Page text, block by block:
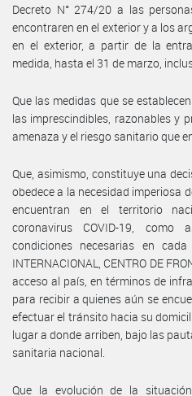
Decreto N° 274/20 a las
encontraren en el exterior y a los
en el exterior, a partir de la
medida, hasta el 31 de marzo,
Que las medidas que se
las imprescindibles, razonables y
amenaza y el riesgo sanitario que
Que, asimismo, constituye una
obedece a la necesidad imperiosa
encuentran en el territorio
coronavirus COVID-19,
condiciones necesarias en cada
INTERNACIONAL, CENTRO DE
acceso al país, en términos de
para recibir a quienes aún se
efectuar el tránsito hacia su
lugar a donde arriben, bajo las
sanitaria nacional.
Que la evolución de la